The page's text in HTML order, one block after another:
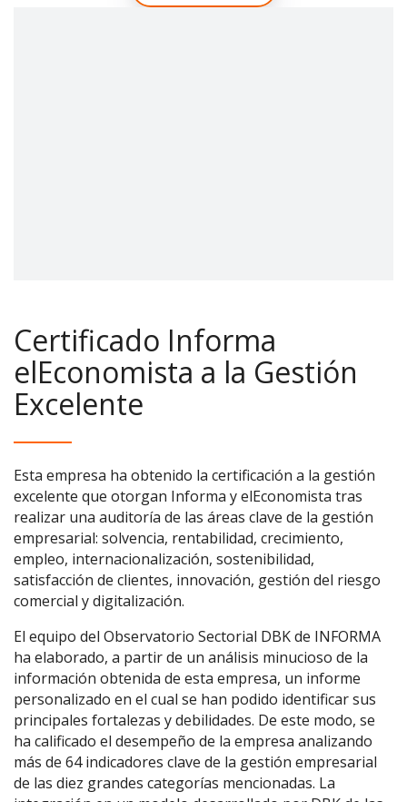
Certificado Informa
elEconomista a la Gestión
Excelente
Esta empresa ha obtenido la certificación a la gestión
excelente que otorgan Informa y elEconomista tras
realizar una auditoría de las áreas clave de la gestión
empresarial: solvencia, rentabilidad, crecimiento,
empleo, internacionalización, sostenibilidad,
satisfacción de clientes, innovación, gestión del riesgo
comercial y digitalización.
El equipo del Observatorio Sectorial DBK de INFORMA
ha elaborado, a partir de un análisis minucioso de la
información obtenida de esta empresa, un informe
personalizado en el cual se han podido identificar sus
principales fortalezas y debilidades. De este modo, se
ha calificado el desempeño de la empresa analizando
más de 64 indicadores clave de la gestión empresarial
de las diez grandes categorías mencionadas. La